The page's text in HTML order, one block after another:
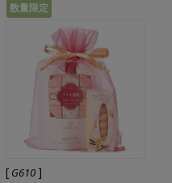
数量限定
[ G610 ]